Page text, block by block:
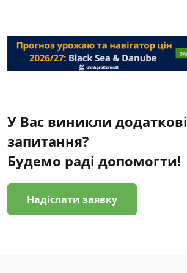
У Вас виникли додаткові
запитання?
Будемо раді допомогти!
Надіслати заявку